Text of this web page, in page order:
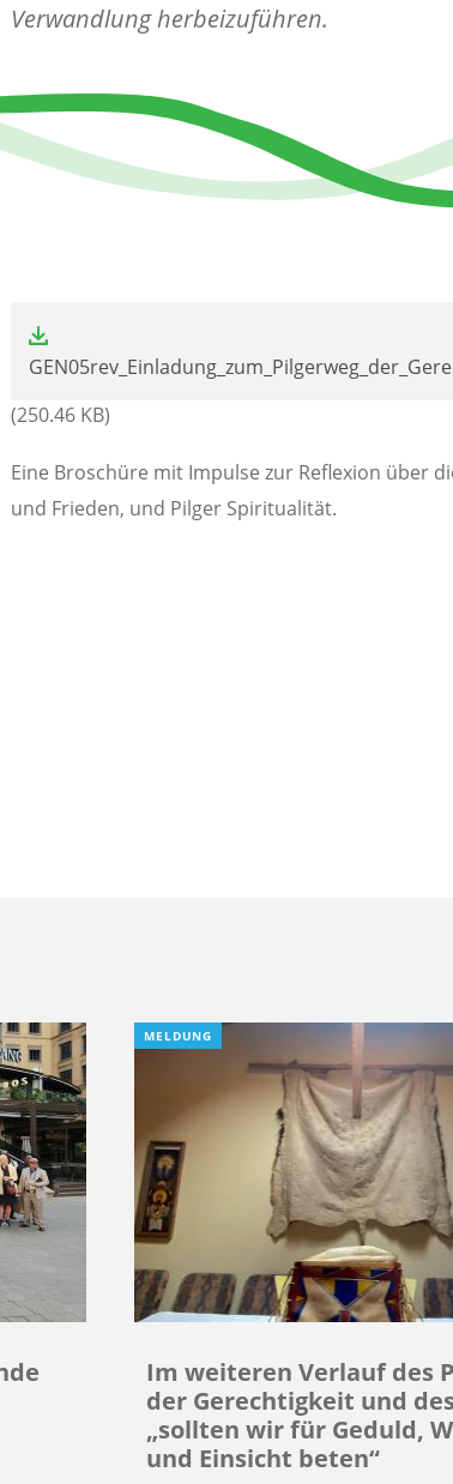
Verwandlung herbeizuführen.
(250.46 KB)
Eine Broschüre mit Impulse zur Reflexion über
und Frieden, und Pilger Spiritualität.
MELDUNG
Im weiteren Verlauf des
der Gerechtigkeit und
„sollten wir für Geduld,
und Einsicht beten“